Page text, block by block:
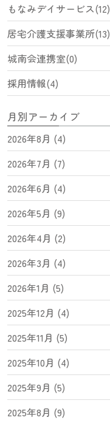
もなみデイサービス(12)
居宅介護支援事業所(13)
城南会連携室(0)
採用情報(4)
月別アーカイブ
2026年8月 (4)
2026年7月 (7)
2026年6月 (4)
2026年5月 (9)
2026年4月 (2)
2026年3月 (4)
2026年1月 (5)
2025年12月 (4)
2025年11月 (5)
2025年10月 (4)
2025年9月 (5)
2025年8月 (9)